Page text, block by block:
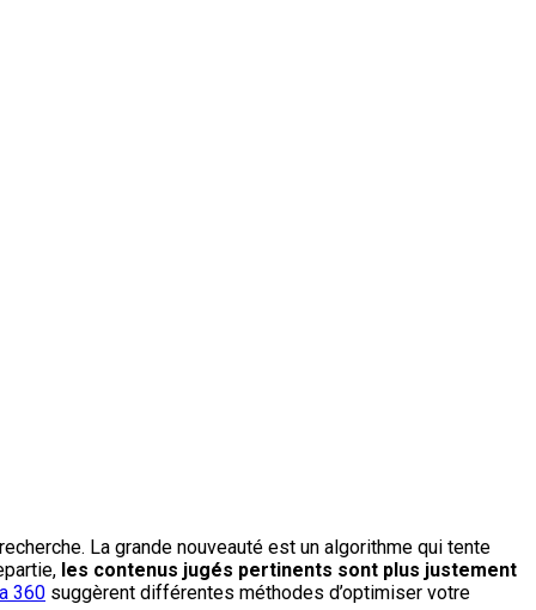
La grande nouveauté est un algorithme qui tente
les contenus jugés pertinents sont plus justement
360 suggèrent différentes méthodes d’optimiser votre